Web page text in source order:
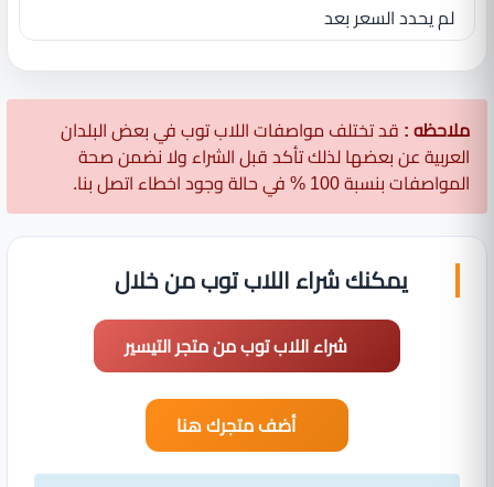
لم يحدد السعر بعد
ملاحظه : قد تختلف مواصفات اللاب توب في بعض البلدان
العربية عن بعضها لذلك تأكد قبل الشراء ولا نضمن صحة
المواصفات بنسبة 100 % في حالة وجود اخطاء اتصل بنا.
يمكنك شراء اللاب توب من خلال
شراء اللاب توب من متجر التيسير
أضف متجرك هنا